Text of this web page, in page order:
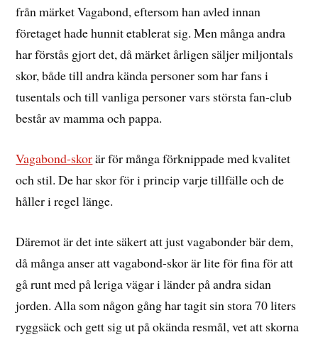
från märket Vagabond, eftersom han avled innan
företaget hade hunnit etablerat sig. Men många andra
har förstås gjort det, då märket årligen säljer miljontals
skor, både till andra kända personer som har fans i
tusentals och till vanliga personer vars största fan-club
består av mamma och pappa.
Vagabond-skorär för många förknippade med kvalitet
och stil. De har skor för i princip varje tillfälle och de
håller i regel länge.
Däremot är det inte säkert att just vagabonder bär dem,
då många anser att vagabond-skor är lite för fina för att
gå runt med på leriga vägar i länder på andra sidan
jorden. Alla som någon gång har tagit sin stora 70 liters
ryggsäck och gett sig ut på okända resmål, vet att skorna